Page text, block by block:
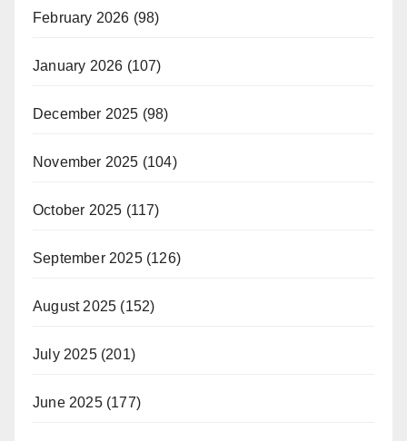
February 2026 (98)
January 2026 (107)
December 2025 (98)
November 2025 (104)
October 2025 (117)
September 2025(126)
August 2025 (152)
July 2025(201)
June 2025(177)